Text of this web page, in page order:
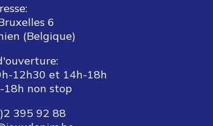
6
(Belgique)
12h30 et 14h-18h
18h non stop
395 92 88